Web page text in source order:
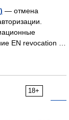
— отмена
EN revocation …
18+